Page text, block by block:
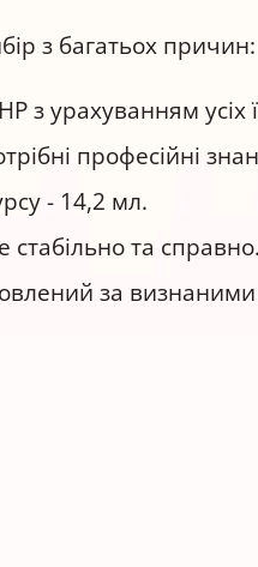
з багатьох причин:
з урахуванням усіх
професійні
- 14,2 мл.
та справно.
за